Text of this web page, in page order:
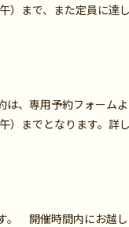
まで、また定員に達
、専用予約フォームよ
までとなります。詳
。 開催時間内にお越し